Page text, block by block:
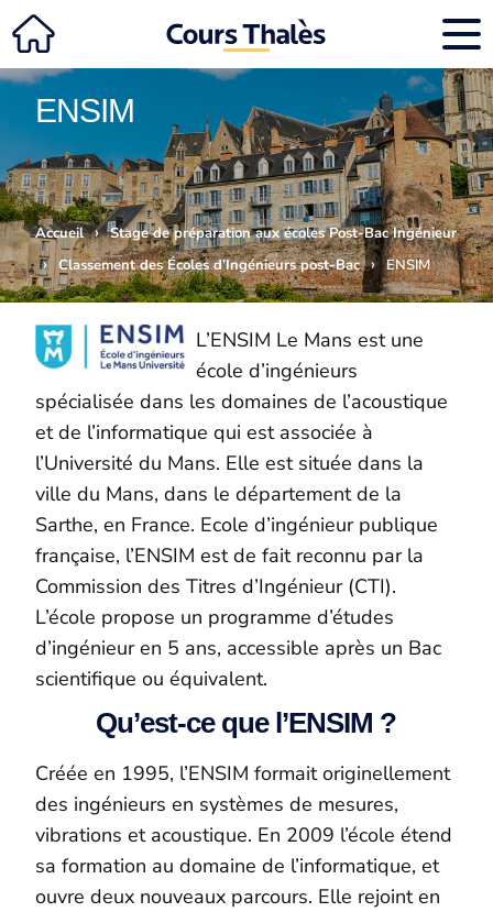
ENSIM
Accueil › Stage de préparation aux écoles Post-Bac Ingénieur
› Classement des Écoles d’Ingénieurs post-Bac › ENSIM
L’ENSIM Le Mans est une
école d’ingénieurs
spécialisée dans les domaines de l’acoustique
et de l’informatique qui est associée à
l’Université du Mans. Elle est située dans la
ville du Mans, dans le département de la
Sarthe, en France. Ecole d’ingénieurpublique
française, l’ENSIM est de faitreconnu par la
Commission des Titres d’Ingénieur (CTI).
L’école propose un programme d’études
d’ingénieur en 5 ans, accessible après un Bac
scientifique ou équivalent.
Qu’est-ce que l’ENSIM ?
Créée en 1995, l’ENSIM formait originellement
des ingénieurs en systèmes de mesures,
vibrations et acoustique. En 2009 l’école étend
sa formation au domaine de l’informatique, et
ouvre deux nouveaux parcours. Elle rejoint en